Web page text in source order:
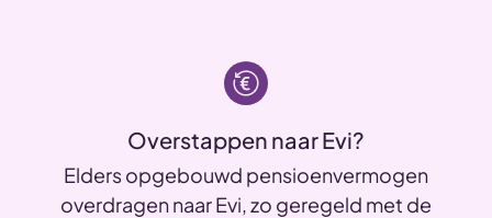
Overstappen naar Evi?
Elders opgebouwd pensioenvermogen
overdragen naar Evi, zo geregeld met de